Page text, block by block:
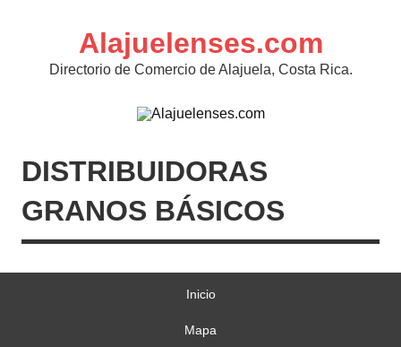
Alajuelenses.com
Directorio de Comercio de Alajuela, Costa Rica.
DISTRIBUIDORAS
GRANOS BÁSICOS
Inicio
Mapa